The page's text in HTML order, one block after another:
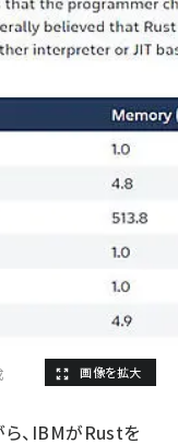
、IBMがRustを